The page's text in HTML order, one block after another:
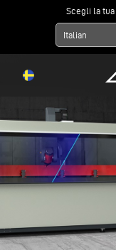
Scegli la
Italian